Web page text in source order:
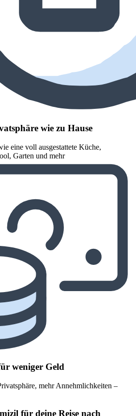
wie zu Hause
eine voll ausgestattete Küche,
Garten und mehr
weniger Geld
mehr Annehmlichkeiten –
für deine Reise nach